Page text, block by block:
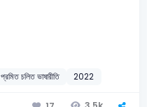
প্রমিত চলিত ভাষারীতি 2022